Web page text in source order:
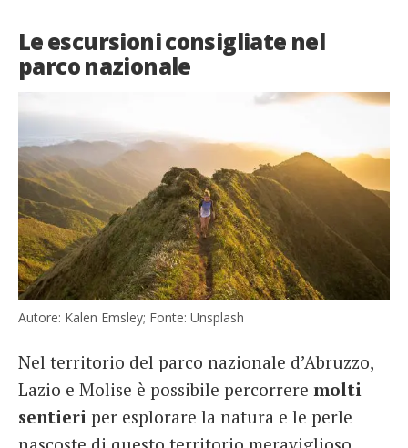
Le escursioni consigliate nel
parco nazionale
Autore: Kalen Emsley; Fonte: Unsplash
Nel territorio del parco nazionale d’Abruzzo,
Lazio e Molise è possibile percorrere molti
sentieri per esplorare la natura e le perle